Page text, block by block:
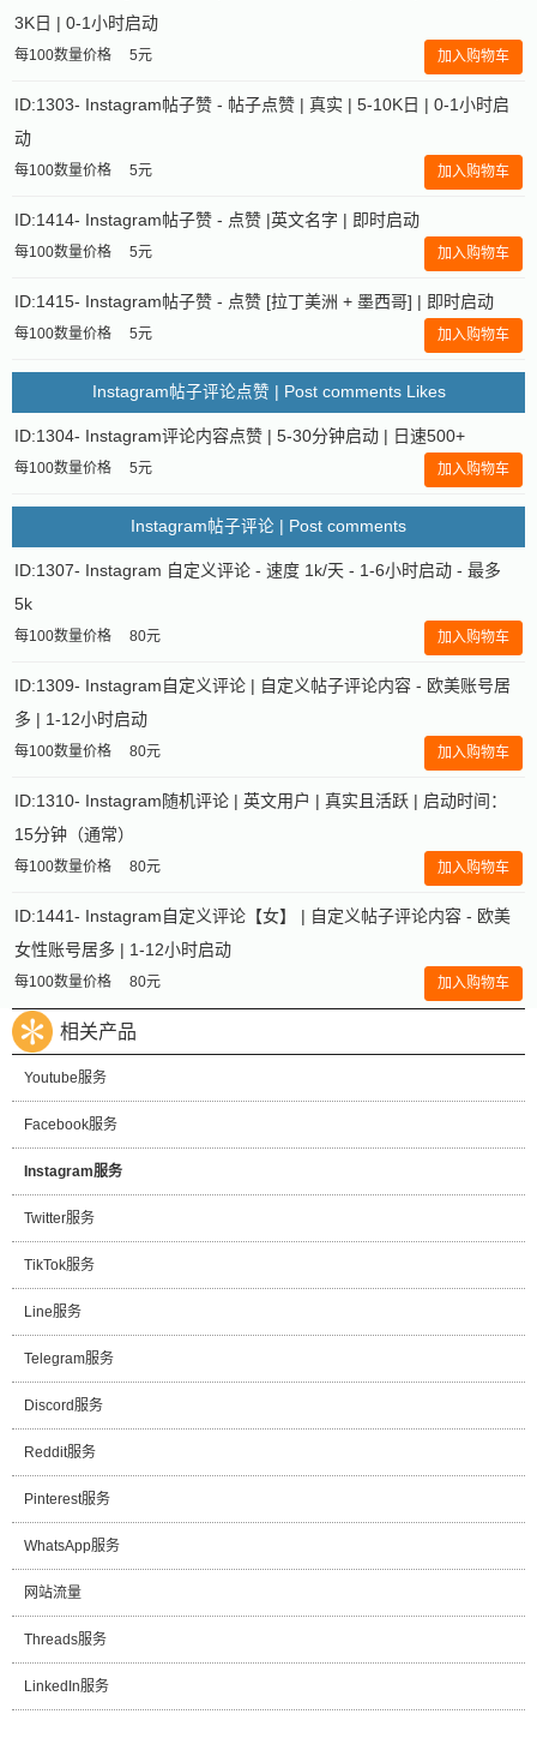
3K日 | 0-1小时启动
每100数量价格 5元 加入购物车
ID:1303- Instagram帖子赞 - 帖子点赞 | 真实 | 5-10K日 | 0-1小时启
动
每100数量价格 5元 加入购物车
ID:1414- Instagram帖子赞 - 点赞 |英文名字 | 即时启动
每100数量价格 5元 加入购物车
ID:1415- Instagram帖子赞 - 点赞 [拉丁美洲 + 墨西哥] | 即时启动
每100数量价格 5元 加入购物车
Instagram帖子评论点赞 | Post comments Likes
ID:1304- Instagram评论内容点赞 | 5-30分钟启动 | 日速500+
每100数量价格 5元 加入购物车
Instagram帖子评论 | Post comments
ID:1307- Instagram 自定义评论 - 速度 1k/天 - 1-6小时启动 - 最多
5k
每100数量价格 80元 加入购物车
ID:1309- Instagram自定义评论 | 自定义帖子评论内容 - 欧美账号居
多 | 1-12小时启动
每100数量价格 80元 加入购物车
ID:1310- Instagram随机评论 | 英文用户 | 真实且活跃 | 启动时间：
15分钟（通常）
每100数量价格 80元 加入购物车
ID:1441- Instagram自定义评论【女】 | 自定义帖子评论内容 - 欧美
女性账号居多 | 1-12小时启动
每100数量价格 80元 加入购物车
相关产品
Youtube服务
Facebook服务
Instagram服务
Twitter服务
TikTok服务
Line服务
Telegram服务
Discord服务
Reddit服务
Pinterest服务
WhatsApp服务
网站流量
Threads服务
LinkedIn服务